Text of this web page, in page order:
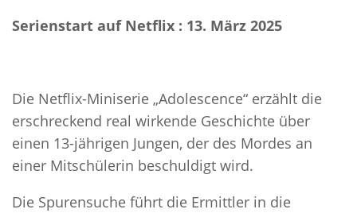
Serienstart auf Netflix : 13. März 2025
Die Netflix-Miniserie „Adolescence“ erzählt die
erschreckend real wirkende Geschichte über
einen 13-jährigen Jungen, der des Mordes an
einer Mitschülerin beschuldigt wird.
Die Spurensuche führt die Ermittler in die